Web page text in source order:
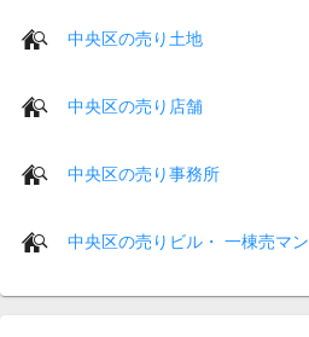
中央区の売り土地
中央区の売り店舗
中央区の売り事務所
中央区の売りビル・ 一棟売マ